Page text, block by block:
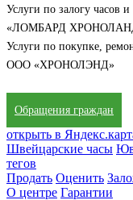
Услуги по залогу часов
«ЛОМБАРД
Услуги по покупке,
ООО «ХРОНОЛЭНД»
Обращения граждан
открыть в
Швейцарские часы
тегов
Продать Оценить
О центре Гарантии